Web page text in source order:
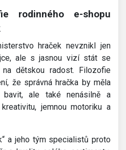
rodinného e-shopu
hraček nevznikl jen
ale s jasnou vizí stát se
na dětskou radost. Filozofie
že správná hračka by měla
bavit, ale také nenásilně a
jemnou motoriku a
a jeho tým specialistů proto